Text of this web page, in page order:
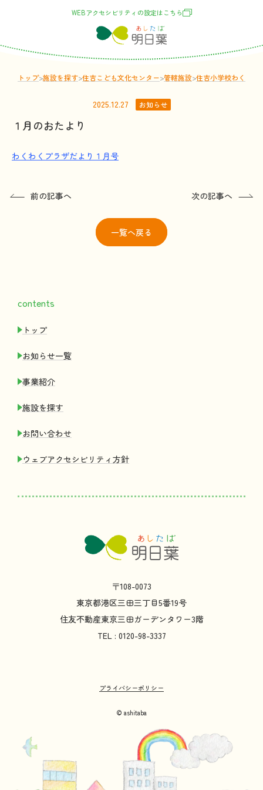
WEBアクセシビリティの設定はこちら
トップ>施設を探す>住吉こども文化センター>管轄施設>住吉小学校わくわく
2025.12.27 お知らせ
１月のおたより
わくわくプラザだより１月号
前の記事へ 次の記事へ
一覧へ戻る
contents
トップ
お知 らせ一覧
事業紹介
施設を探す
お問い合わせ
ウェブアクセシビリティ 方針
〒108-0073
東京都港区三田三丁目5番19号
住友不動産東京三田ガーデンタワー3階
TEL : 0120-98-3337
プライバシーポリシー
© ashitaba